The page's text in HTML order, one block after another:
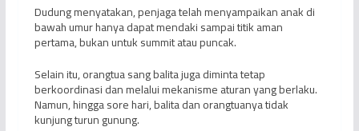
Dudung menyatakan, penjaga telah menyampaikan anak di
bawah umur hanya dapat mendaki sampai titik aman
pertama, bukan untuk summit atau puncak.
Selain itu, orangtua sang balita juga diminta tetap
berkoordinasi dan melalui mekanisme aturan yang berlaku.
Namun, hingga sore hari, balita dan orangtuanya tidak
kunjung turun gunung.